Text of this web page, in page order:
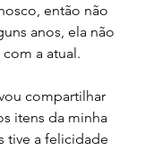
então não
anos, ela não
a atual.
itens da minha
tive a felicidade